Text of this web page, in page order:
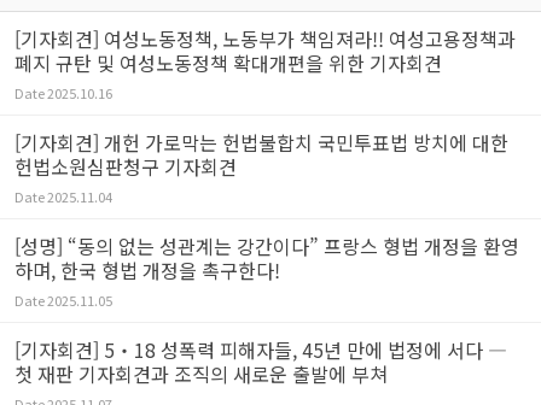
[기자회견] 여성노동정책, 노동부가 책임져라!! 여성고용정책과
폐지 규탄 및 여성노동정책 확대개편을 위한 기자회견
Date2025.10.16
[기자회견] 개헌 가로막는 헌법불합치 국민투표법 방치에 대한
헌법소원심판청구 기자회견
Date2025.11.04
[성명] “동의 없는 성관계는 강간이다” 프랑스 형법 개정을 환영
하며, 한국 형법 개정을 촉구한다!
Date2025.11.05
[기자회견] 5‧18 성폭력 피해자들, 45년 만에 법정에 서다 ―
첫 재판 기자회견과 조직의 새로운 출발에 부쳐